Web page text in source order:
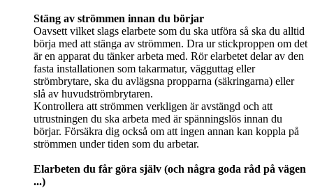
Stäng av strömmen innan du börjar
Oavsett vilket slags elarbete som du ska utföra så ska du alltid
börja med att stänga av strömmen. Dra ur stickproppen om det
är en apparat du tänker arbeta med. Rör elarbetet delar av den
fasta installationen som takarmatur, vägguttag eller
strömbrytare, ska du avlägsna propparna (säkringarna) eller
slå av huvudströmbrytaren.
Kontrollera att strömmen verkligen är avstängd och att
utrustningen du ska arbeta med är spänningslös innan du
börjar. Försäkra dig också om att ingen annan kan koppla på
strömmen under tiden som du arbetar.
Elarbeten du får göra själv (och några goda råd på vägen
...)